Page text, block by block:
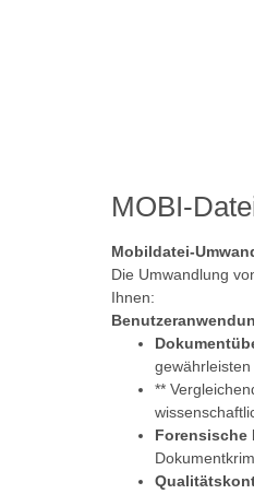
MOBI-
Mobildatei-
Die Umwandlung
Ihnen:
gewährleisten
**
Forensische